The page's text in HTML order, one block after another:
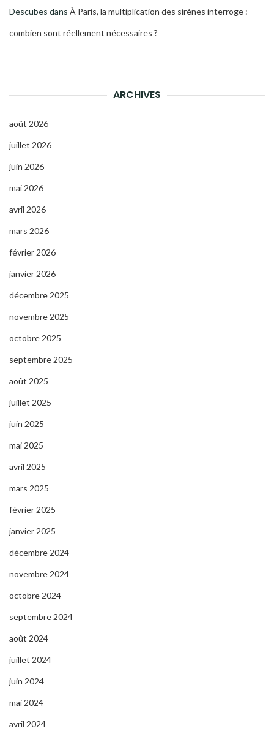
Descubes dans À Paris, la multiplication des sirènes interroge :
combien sont réellement nécessaires ?
ARCHIVES
août 2026
juillet 2026
juin 2026
mai 2026
avril 2026
mars 2026
février 2026
janvier 2026
décembre 2025
novembre 2025
octobre 2025
septembre 2025
août 2025
juillet 2025
juin 2025
mai 2025
avril 2025
mars 2025
février 2025
janvier 2025
décembre 2024
novembre 2024
octobre 2024
septembre 2024
août 2024
juillet 2024
juin 2024
mai 2024
avril 2024